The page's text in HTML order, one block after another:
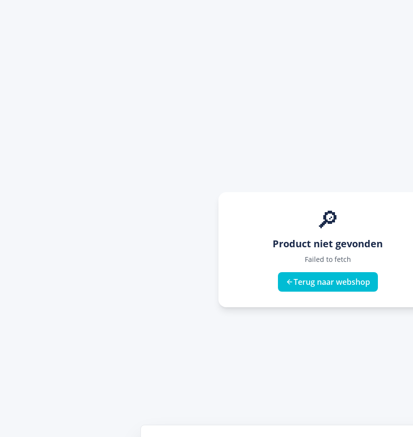
🔎
Product niet gevonden
Failed to fetch
Terug naar webshop